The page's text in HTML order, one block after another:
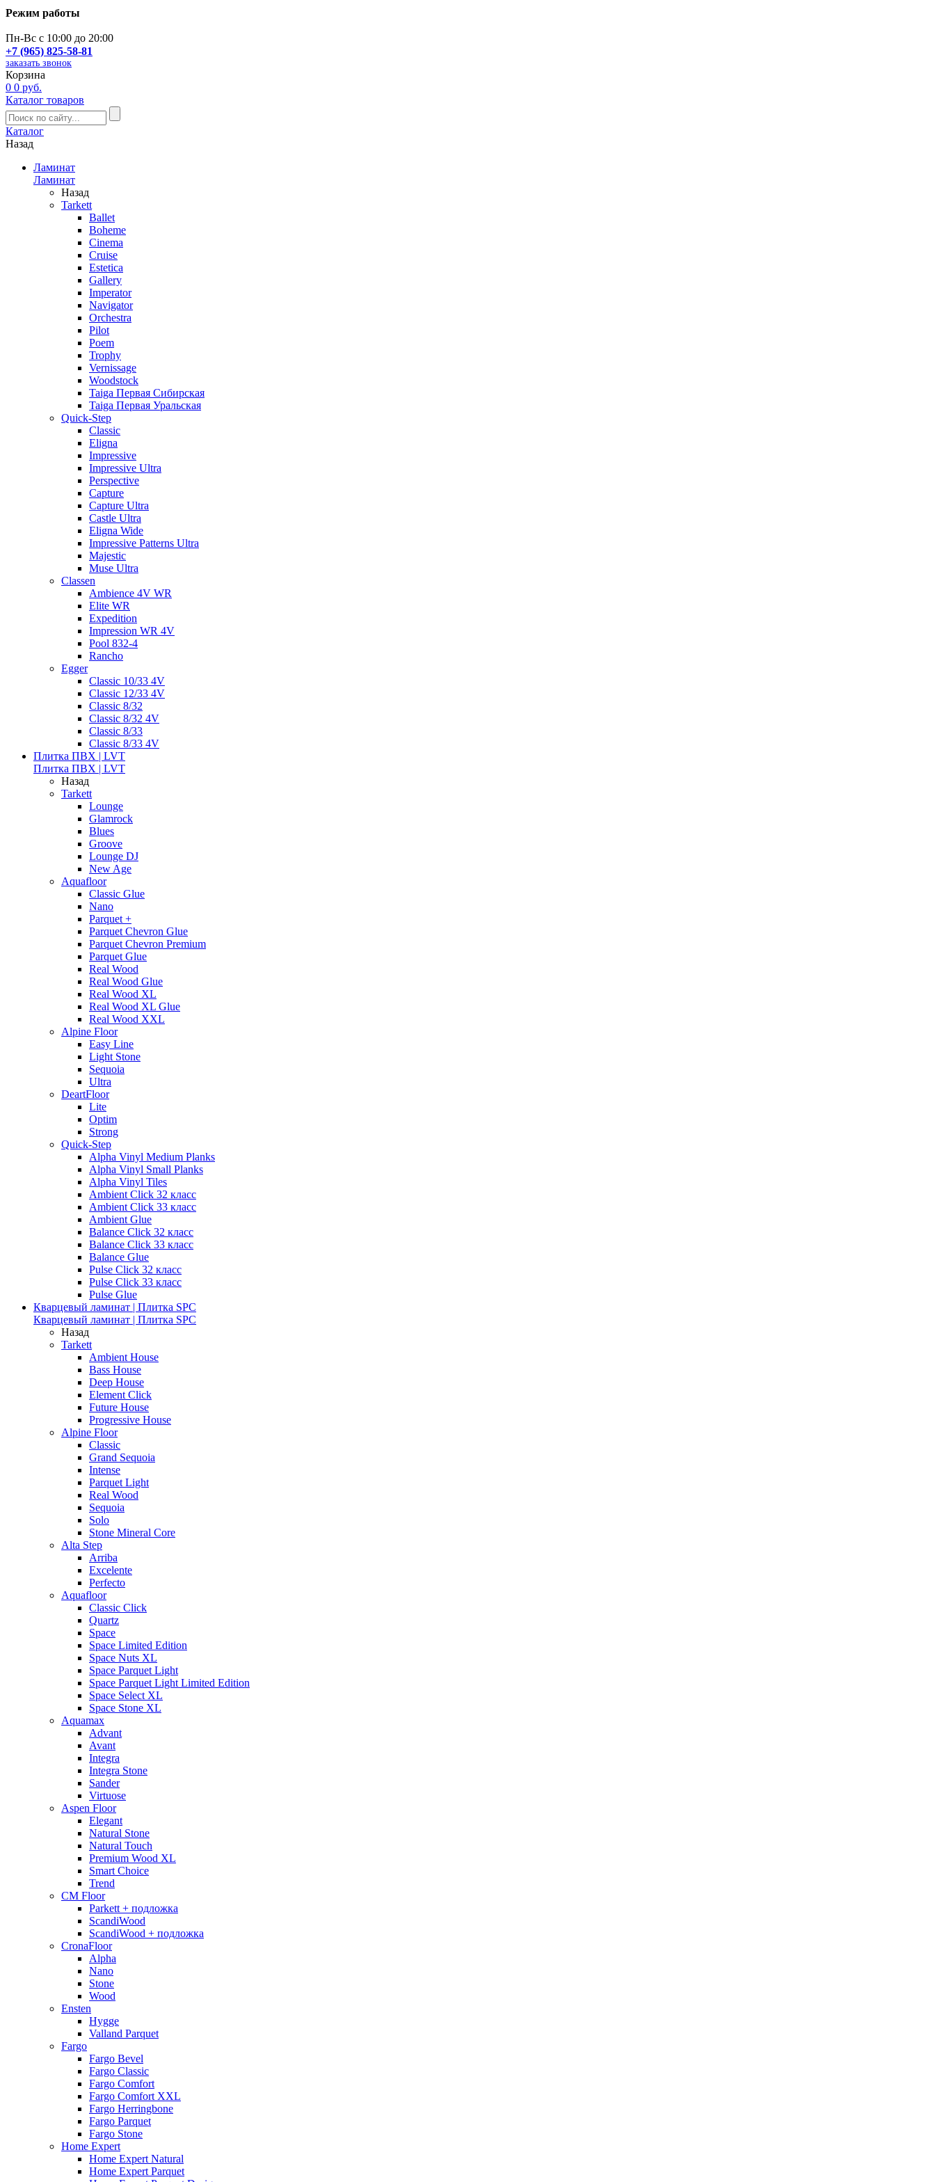
Режим работы
Пн-Вс с 10:00 до 20:00
+7 (965) 825-58-81
заказать звонок
Корзина
0 0 руб.
Каталог товаров
Каталог
Назад
Ламинат
Ламинат
Назад
Tarkett
Ballet
Boheme
Cinema
Cruise
Estetica
Gallery
Imperator
Navigator
Orchestra
Pilot
Poem
Trophy
Vernissage
Woodstock
Taiga Первая Сибирская
Taiga Первая Уральская
Quick-Step
Classic
Eligna
Impressive
Impressive Ultra
Perspective
Capture
Capture Ultra
Castle Ultra
Eligna Wide
Impressive Patterns Ultra
Majestic
Muse Ultra
Classen
Ambience 4V WR
Elite WR
Expedition
Impression WR 4V
Pool 832-4
Rancho
Egger
Classic 10/33 4V
Classic 12/33 4V
Classic 8/32
Classic 8/32 4V
Classic 8/33
Classic 8/33 4V
Плитка ПВХ | LVT
Плитка ПВХ | LVT
Назад
Tarkett
Lounge
Glamrock
Blues
Groove
Lounge DJ
New Age
Aquafloor
Classic Glue
Nano
Parquet +
Parquet Chevron Glue
Parquet Chevron Premium
Parquet Glue
Real Wood
Real Wood Glue
Real Wood XL
Real Wood XL Glue
Real Wood XXL
Alpine Floor
Easy Line
Light Stone
Sequoia
Ultra
DeartFloor
Lite
Optim
Strong
Quick-Step
Alpha Vinyl Medium Planks
Alpha Vinyl Small Planks
Alpha Vinyl Tiles
Ambient Click 32 класс
Ambient Click 33 класс
Ambient Glue
Balance Click 32 класс
Balance Click 33 класс
Balance Glue
Pulse Click 32 класс
Pulse Click 33 класс
Pulse Glue
Кварцевый ламинат | Плитка SPC
Кварцевый ламинат | Плитка SPC
Назад
Tarkett
Ambient House
Bass House
Deep House
Element Click
Future House
Progressive House
Alpine Floor
Classic
Grand Sequoia
Intense
Parquet Light
Real Wood
Sequoia
Solo
Stone Mineral Core
Alta Step
Arriba
Excelente
Perfecto
Aquafloor
Classic Click
Quartz
Space
Space Limited Edition
Space Nuts XL
Space Parquet Light
Space Parquet Light Limited Edition
Space Select XL
Space Stone XL
Aquamax
Advant
Avant
Integra
Integra Stone
Sander
Virtuose
Aspen Floor
Elegant
Natural Stone
Natural Touch
Premium Wood XL
Smart Choice
Trend
CM Floor
Parkett + подложка
ScandiWood
ScandiWood + подложка
CronaFloor
Alpha
Nano
Stone
Wood
Ensten
Hygge
Valland Parquet
Fargo
Fargo Bevel
Fargo Classic
Fargo Comfort
Fargo Comfort XXL
Fargo Herringbone
Fargo Parquet
Fargo Stone
Home Expert
Home Expert Natural
Home Expert Parquet